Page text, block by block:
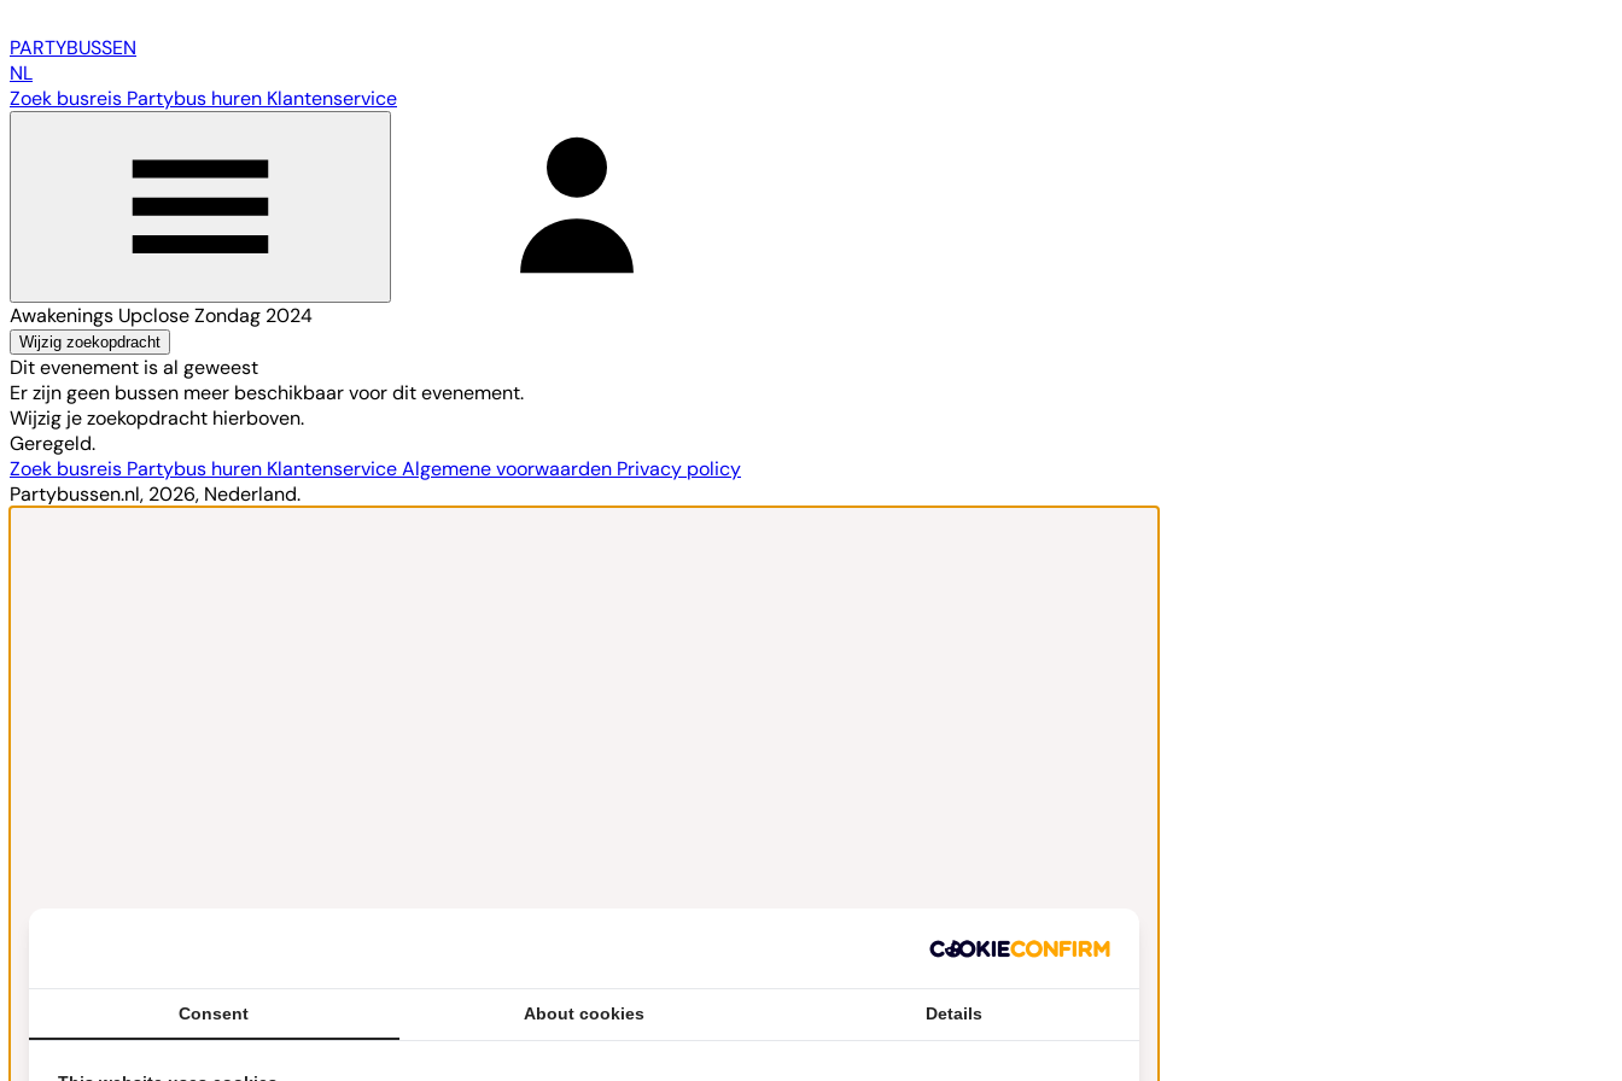
PARTYBUSSEN
NL
Zoek busreis Partybus huren Klantenservice
Awakenings Upclose Zondag 2024
Wijzig zoekopdracht
Dit evenement is al geweest
Er zijn geen bussen meer beschikbaar voor dit evenement.
Wijzig je zoekopdracht hierboven.
Geregeld.
Zoek busreis Partybus huren KlantenserviceAlgemene voorwaarden Privacy policy
Partybussen.nl, 2026, Nederland.
Consent About cookies Details